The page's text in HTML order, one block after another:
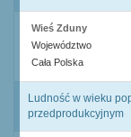
Wieś Zduny
Województwo
Cała Polska
Ludność w wieku
przedprodukcyjnym